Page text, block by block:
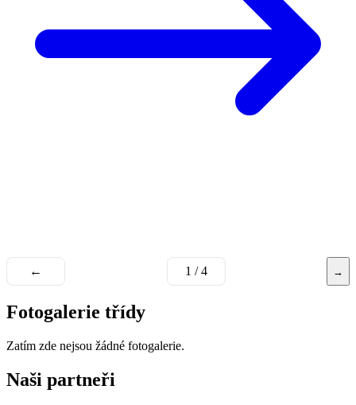
← 1 / 4 →
Fotogalerie třídy
Zatím zde nejsou žádné fotogalerie.
Naši partneři